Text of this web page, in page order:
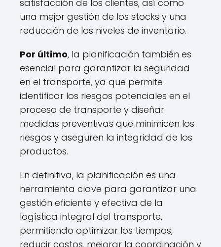
satisfacción de los clientes, así como
una mejor gestión de los stocks y una
reducción de los niveles de inventario.
Por último, la planificación también es
esencial para garantizar la seguridad
en el transporte, ya que permite
identificar los riesgos potenciales en el
proceso de transporte y diseñar
medidas preventivas que minimicen los
riesgos y aseguren la integridad de los
productos.
En definitiva, la planificación es una
herramienta clave para garantizar una
gestión eficiente y efectiva de la
logística integral del transporte,
permitiendo optimizar los tiempos,
reducir costos, mejorar la coordinación y